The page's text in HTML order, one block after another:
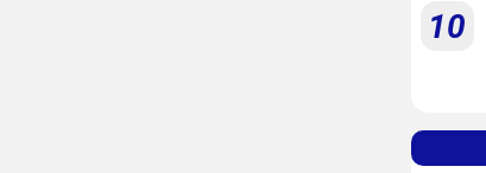
10